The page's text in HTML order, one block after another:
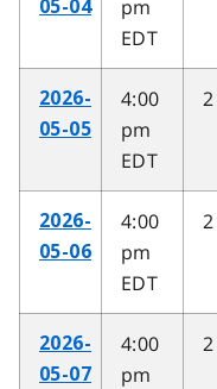
05-04
pm
EDT
2026-
05-05
4:00
pm
EDT
2
2026-
05-06
4:00
pm
EDT
2
2026-
05-07
4:00
pm
2